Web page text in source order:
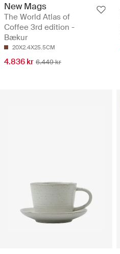
New Mags
The World Atlas of
Coffee 3rd edition -
Bækur
20X2.4X25.5CM
4.836 kr 6.449 kr